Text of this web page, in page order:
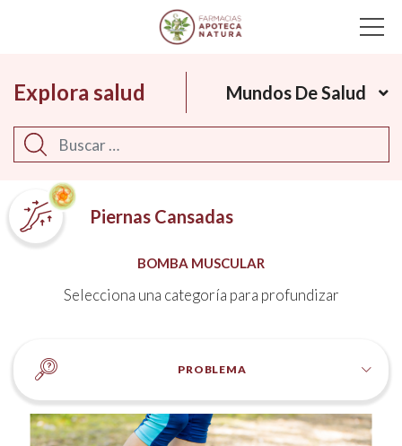
Main Navigation
Explora salud Mundos De Salud
Buscar
Piernas Cansadas
BOMBA MUSCULAR
Selecciona una categoría para profundizar
PROBLEMA